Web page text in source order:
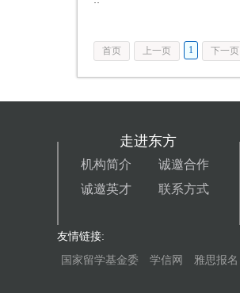
··
下一页
1
上一页
首页
走进东方
机构简介
诚邀合作
诚邀英才
联系方式
友情链接:
国家留学基金委
学信网 雅思报名